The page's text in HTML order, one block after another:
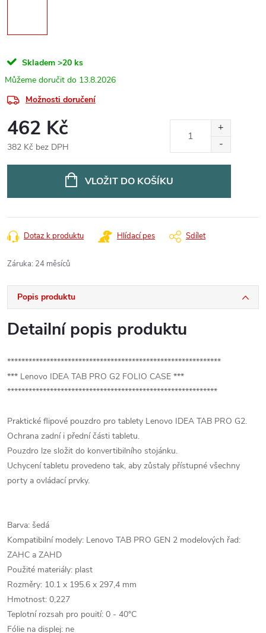
Skladem >20 ks
13.8.2026
Možnosti doručení
462 Kč
382 Kč bez DPH
VLOŽIT DO KOŠÍKU
Dotaz k produktu Hlídací pes Sdílet
Záruka: 24 měsíců
Popis produktu
Detailní popis produktu
************************************************************
*** Lenovo IDEA TAB PRO G2 FOLIO CASE ***
***********************************************************
Praktické flipové pouzdro pro tablety Lenovo IDEA TAB PRO G2.
Ochrana zadní i přední části tabletu.
Pouzdro lze složit do konvertibilního stojánku.
Uchycení tabletu provedeno tak, aby zůstaly přístupné všechny
porty a ovládací prvky.
Barva: šedá
Kompatibilní modely: Lenovo TAB PRO GEN 2 modelových řad:
ZAHC a ZAHD
Použité materiály: plast
Rozměry: 10.1 x 195.6 x 297,4 mm
Hmotnost: 0,227
Teplotní rozsah pro pouití: 0 - 40°C
Fólie na displej: ne